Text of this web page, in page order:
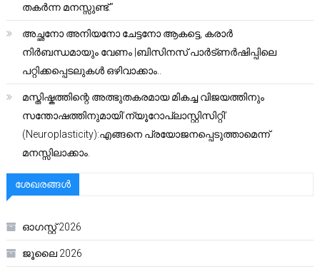
തകർന്ന മനസ്സുണ്ട്.”
അച്ഛനോ അനിയനോ ചേട്ടനോ ആകട്ടെ, കരാർ
നിർബന്ധമായും വേണം |ബിസിനസ് പാർട്ണർഷിപ്പിലെ
പറ്റിക്കപ്പെടലുകൾ ഒഴിവാക്കാം..
മസ്തിഷ്കത്തിന്റെ അത്ഭുതകരമായ മികച്ച വിജയത്തിനും
സന്തോഷത്തിനുമായി’ന്യൂറോപ്ലാസ്റ്റിസിറ്റി’
(Neuroplasticity):എങ്ങനെ പ്രയോജനപ്പെടുത്താമെന്ന്
മനസ്സിലാക്കാം.
ശേഖരങ്ങൾ
ഓഗസ്റ്റ്‌ 2026
ജൂലൈ 2026